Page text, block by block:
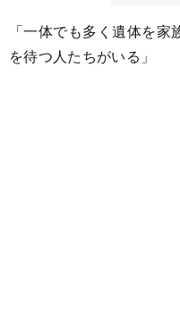
「一体でも多く遺体を
を待つ人たちがいる」